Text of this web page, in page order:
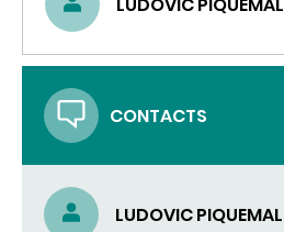
CONTACTS
LUDOVIC PIQUEMAL